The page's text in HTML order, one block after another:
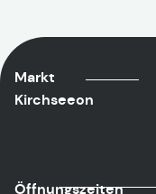
Markt
Kirchseeon
Öffnungszeiten